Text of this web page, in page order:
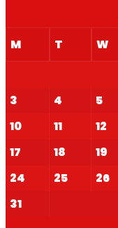
M
T W
3
4 5
10
11 12
17
18 19
24
25 26
31